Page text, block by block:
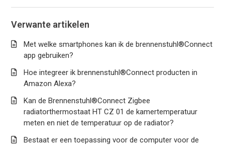
Verwante artikelen
Met welke smartphones kan ik de brennenstuhl®Connect
app gebruiken?
Hoe integreer ik brennenstuhl®Connect producten in
Amazon Alexa?
Kan de Brennenstuhl®Connect Zigbee
radiatorthermostaat HT CZ 01 de kamertemperatuur
meten en niet de temperatuur op de radiator?
Bestaat er een toepassing voor de computer voor de